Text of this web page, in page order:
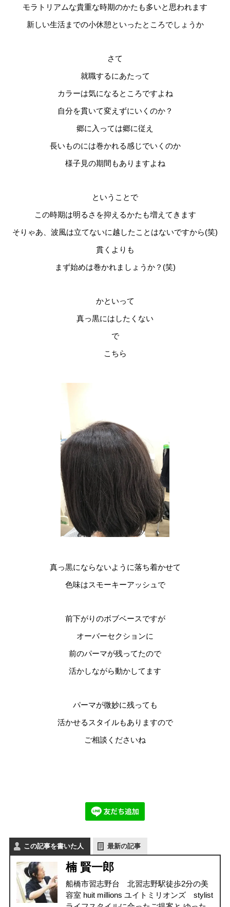
モラトリアムな貴重な時期のかたも多いと思われます
新しい生活までの小休憩といったところでしょうか
さて
就職するにあたって
カラーは気になるところですよね
自分を貫いて変えずにいくのか？
郷に入っては郷に従え
長いものには巻かれる感じでいくのか
様子見の期間もありますよね
ということで
この時期は明るさを抑えるかたも増えてきます
そりゃあ、波風は立てないに越したことはないですから(笑)
貫くよりも
まず始めは巻かれましょうか？(笑)
かといって
真っ黒にはしたくない
で
こちら
真っ黒にならないように落ち着かせて
色味はスモーキーアッシュで
前下がりのボブベースですが
オーバーセクションに
前のパーマが残ってたので
活かしながら動かしてます
パーマが微妙に残っても
活かせるスタイルもありますので
ご相談くださいね
この記事を書いた人 最新の記事
楠 賢一郎
船橋市習志野台 北習志野駅徒歩2分の美
容室 huit millions ユイトミリオンズ stylist